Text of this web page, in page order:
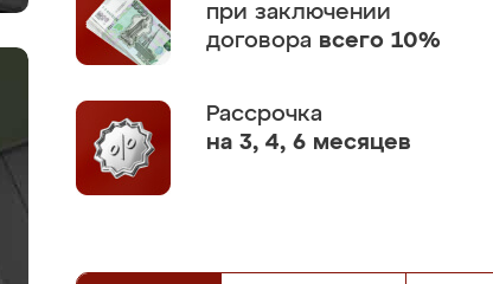
при заключении
договора всего 10%
Рассрочка
на 3, 4, 6 месяцев